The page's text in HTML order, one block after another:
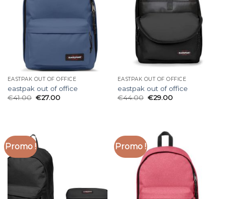
EASTPAK OUT OF OFFICE
eastpak out of office
€41.00 €27.00
EASTPAK OUT OF OFFICE
eastpak out of office
€44.00 €29.00
Promo ! Promo !